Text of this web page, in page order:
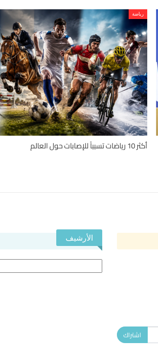
رياضة
أكثر 10 رياضات تسبباً للإصابات حول العالم
اشتراك
الأرشيف